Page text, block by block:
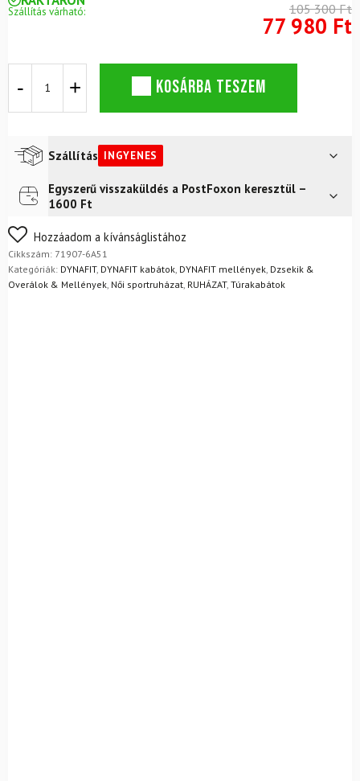
Szállítás várható: 105 300 Ft
77 980 Ft
Alpine
W
Magenta
mennyiség
KOSÁRBA TESZEM
Szállítás INGYENES
Futár a címreIngyenes
FoxPost
Egyszerű visszaküldés a PostFoxon keresztül –
1600 Ft
Nem biztos a választásában? Semmi gond – a terméket
egyszerűen visszaküldheti 14 napon belül, indoklás nélkül.
Mik a visszaküldés feltételei?
Hozzáadom a kívánságlistához
Cikkszám: 71907-6A51
Kategóriák: DYNAFIT, DYNAFIT kabátok DYNAFIT mellények Dzsekik &
Overálok & Mellények Női sportruházat RUHÁZAT, Túrakabátok